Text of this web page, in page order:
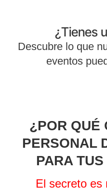
¿Tienes
Descubre lo que
eventos
¿POR QUÉ
PERSONAL
PARA
El secreto es